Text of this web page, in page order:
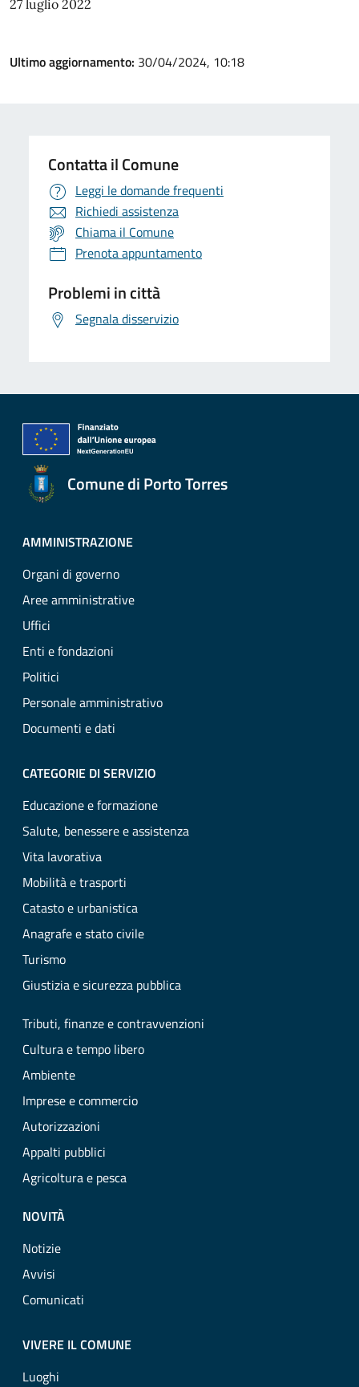
27 luglio 2022
Ultimo aggiornamento: 30/04/2024, 10:18
Contatta il Comune
Leggi le domande frequenti
Richiedi assistenza
Chiama il Comune
Prenota appuntamento
Problemi in città
Segnala disservizio
Comune di Porto Torres
AMMINISTRAZIONE
Organi di governo
Aree amministrative
Uffici
Enti e fondazioni
Politici
Personale amministrativo
Documenti e dati
CATEGORIE DI SERVIZIO
Educazione e formazione
Salute, benessere e assistenza
Vita lavorativa
Mobilità e trasporti
Catasto e urbanistica
Anagrafe e stato civile
Turismo
Giustizia e sicurezza pubblica
Tributi, finanze e contravvenzioni
Cultura e tempo libero
Ambiente
Imprese e commercio
Autorizzazioni
Appalti pubblici
Agricoltura e pesca
NOVITÀ
Notizie
Avvisi
Comunicati
VIVERE IL COMUNE
Luoghi